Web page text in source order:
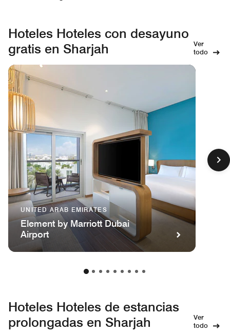
Hoteles Hoteles con desayuno
gratis en Sharjah
Ver
todo
UNITED ARAB EMIRATES
Element by Marriott Dubai
Airport
Hoteles Hoteles de estancias
prolongadas en Sharjah
Ver
todo